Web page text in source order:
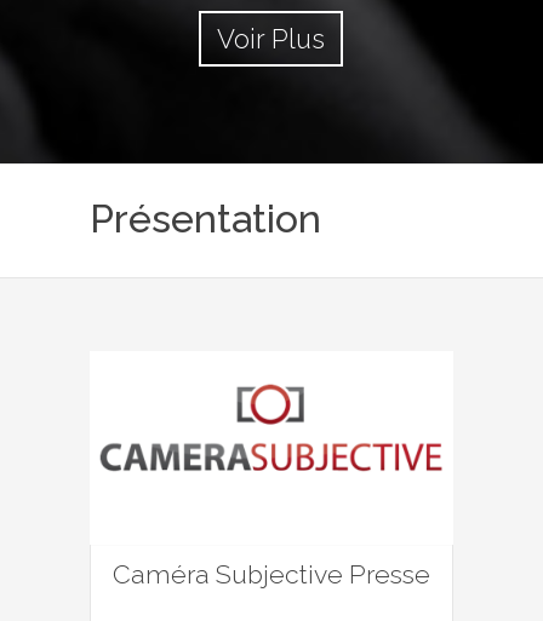
Voir Plus
Présentation
Caméra Subjective Presse